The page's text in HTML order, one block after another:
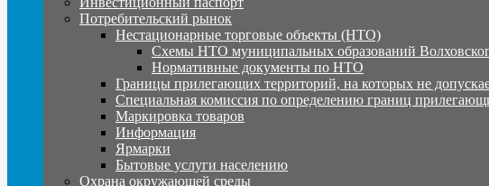
Потребительский рынок
Нестационарные торговые объекты (НТО)
Схемы НТО муниципальных образований
Нормативные документы по НТО
Границы прилегающих территорий, на которых не
Специальная комиссия по определению границ
Маркировка товаров
Информация
Ярмарки
Бытовые услуги населению
Охрана окружающей среды